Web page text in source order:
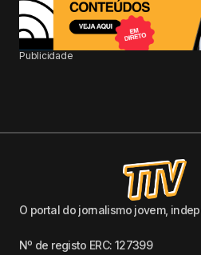
Publicidade
O portal do jornalismo jovem,
Nº de registo ERC: 127399